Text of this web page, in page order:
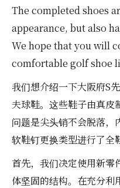
The completed shoes
appearance, but also
We hope that you will
comfortable golf shoe
我们想介绍一下大阪府S
夫球鞋。这些鞋子由真皮
问题是尖头销不会脱落，
软鞋钉更换类型进行了全
首先，我们决定使用新零
体坚固的结构。在充分利